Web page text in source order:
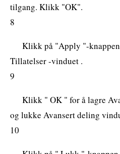
tilgang. Klikk "OK".
8
Klikk på "Apply "-
Tillatelser -vinduet .
9
Klikk " OK " for å lagre
og lukke Avansert deling
10